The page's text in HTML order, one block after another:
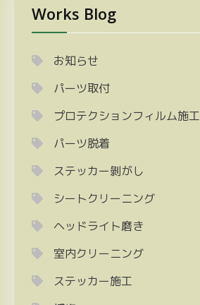
Works Blog
お知らせ
パーツ取付
プロテクションフィルム施工
パーツ脱着
ステッカー剝がし
シートクリーニング
ヘッドライト磨き
室内クリーニング
ステッカー施工